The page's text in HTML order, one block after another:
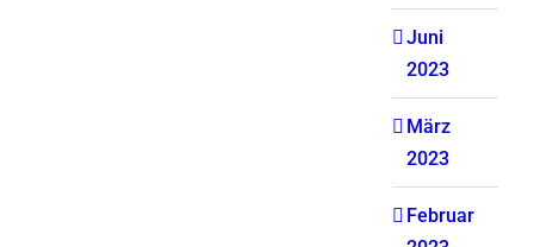
Juni
2023
März
2023
Februar